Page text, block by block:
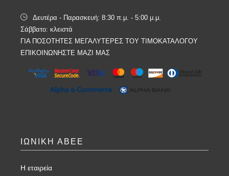
Δευτέρα - Παρασκευή: 8:30 π.μ. - 5:00 μ.μ.
Σάββατο: κλειστά
ΓΙΑ ΠΟΣΟΤΗΤΕΣ ΜΕΓΑΛΥΤΕΡΕΣ ΤΟΥ ΤΙΜΟΚΑΤΑΛΟΓΟΥ
ΕΠΙΚΟΙΝΩΝΗΣΤΕ ΜΑΖΙ ΜΑΣ
ΙΩΝΙΚΗ ΑΒΕΕ
Η εταιρεία